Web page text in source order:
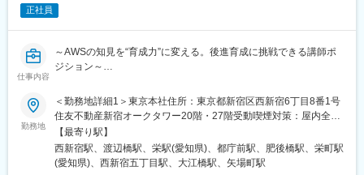
駅、西鉄千早駅、箱崎九大前駅、新大工町駅、上熊本駅(路面電
成千葉駅、東向島駅、浅草駅、国道駅、南富山駅、北府駅、森小
路駅、大阪阿部野橋駅、香櫨園駅、六甲駅、大宮駅(京都府)、西大
駅、西黒崎駅、伊賀駅、香椎宮前駅、箱崎宮前駅、市役所駅(長崎
県)、本妙寺入口駅、涙橋駅
・企業向け（1社向け）研修の提案支援・カスタマイズ対応に関与
・受講者からのフィードバックを踏まえた教材改善に参画
→“教える”だけでなく、“設計する側”へステップアップ
▼1年後
・担当分野における主力講師として安定登壇
に担当
・生成AI・AIエージェント等、新テーマの立ち上げに関与
→AI×教育の専門家として価値を発揮できる状態を目指します
■本ポジションの働き方
正社員
仕事内容
～AWSの知見を“育成力”に変える。後進育成に挑戦できる講師ポ
ジション～
●設計～構築～運用までの“実践スキルが身につく研修”を提供
●テキスト改訂・新コース開発・技術検証まで関われる裁量の大き
い環境
●講師デビューまでの手厚い育成／1ヶ月後からフルリモート勤務
可
勤務地
＜勤務地詳細1＞東京本社住所：東京都新宿区西新宿6丁目8番1号
住友不動産新宿オークタワー20階・27階受動喫煙対策：屋内全面
禁煙＜勤務地詳細2＞大阪支店住所：大阪府大阪市北区中之島3丁
目2番18号 住友中之島ビル11階勤務地最寄駅：地下鉄四つ橋線／
肥後橋駅受動喫煙対策：屋内全面禁煙＜勤務地詳細3＞名古屋営業
【最寄り駅】
西新宿駅、渡辺橋駅、栄駅(愛知県)、都庁前駅、肥後橋駅、栄町駅
(愛知県)、西新宿五丁目駅、大江橋駅、矢場町駅